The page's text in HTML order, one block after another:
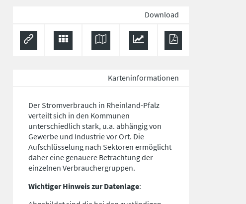
Download
Karteninformationen
Der Stromverbrauch in Rheinland-Pfalz
verteilt sich in den Kommunen
unterschiedlich stark, u.a. abhängig von
Gewerbe und Industrie vor Ort. Die
Aufschlüsselung nach Sektoren ermöglicht
daher eine genauere Betrachtung der
einzelnen Verbrauchergruppen.
Wichtiger Hinweis zur Datenlage: